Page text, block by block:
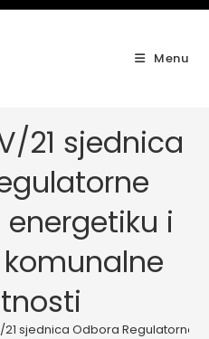
Menu
21 sjednica
i
21 sjednica Odbora Regulatorne